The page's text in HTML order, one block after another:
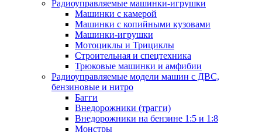
Радиоуправляемые машинки-игрушки
Машинки с камерой
Машинки с копийными кузовами
Машинки-игрушки
Мотоциклы и Трициклы
Строительная и спецтехника
Трюковые машинки и амфибии
Радиоуправляемые модели машин с ДВС,
бензиновые и нитро
Багги
Внедорожники (трагги)
Внедорожники на бензине 1:5 и 1:8
Монстры